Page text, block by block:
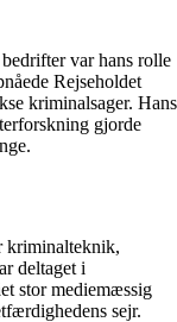
var hans rolle
Rejseholdet
kriminalsager. Hans
gjorde
kriminalteknik,
deltaget i
stor mediemæssig
sejr.